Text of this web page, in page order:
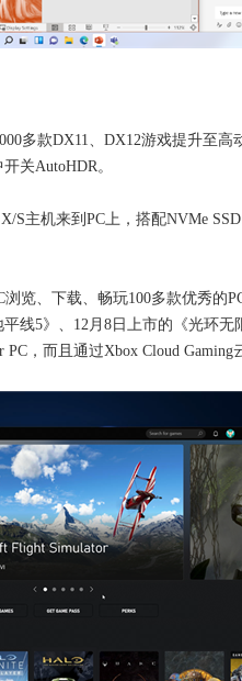
多款DX11、DX12游戏提升至高
关AutoHDR。
S主机来到PC上，搭配NVMe
浏览、下载、畅玩100多款优秀的
线5》、12月8日上市的《光环
PC，而且通过Xbox Cloud